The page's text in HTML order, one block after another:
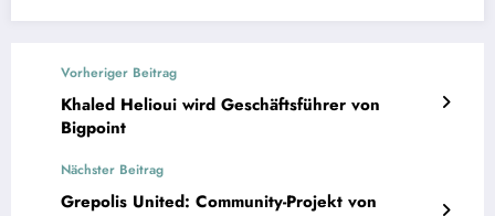
Vorheriger Beitrag
Khaled Helioui wird Geschäftsführer von
Bigpoint
Nächster Beitrag
Grepolis United: Community-Projekt von